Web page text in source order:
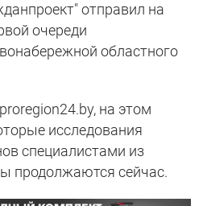
отправил на
очереди
областного
на этом
исследования
специалистами из
продолжаются сейчас.